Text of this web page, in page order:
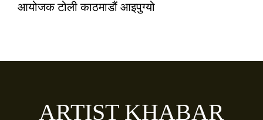
आयोजक टोली काठमाडौं आइपुग्यो
ARTIST KHABAR